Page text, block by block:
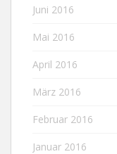
Juni 2016
Mai 2016
April 2016
März 2016
Februar 2016
Januar 2016